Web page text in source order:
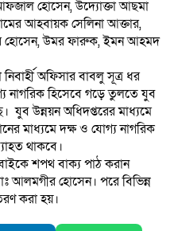
হোসেন, উদ্যোক্তা আছমা
আহবায়ক সেলিনা আক্তার,
হোসেন, উমর ফারুক, ইমন আহমদ
অফিসার বাবলু সূত্র ধর
নাগরিক হিসেবে গড়ে তুলতে যুব
যুব উন্নয়ন অধিদপ্তরের মাধ্যমে
মাধ্যমে দক্ষ ও যোগ্য নাগরিক
থাকবে।
শপথ বাক্য পাঠ করান
আলমগীর হোসেন। পরে বিভিন্ন
করা হয়।